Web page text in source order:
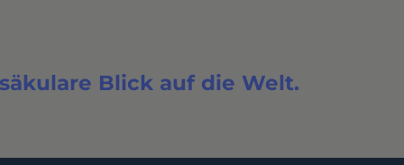
Blick auf die Welt.